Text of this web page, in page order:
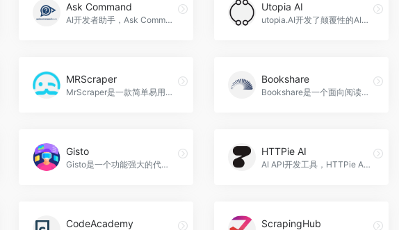
Ask Command
AI开发者助手，Ask Command官网入口网址
Utopia AI
utopia.AI开发了颠覆性的AI解决方案，为联系中心和客户服务团队提供智能管理工具，帮助节省时间、提高效率，并提供最高水平的客户服务，Utopia AI官网入口网址
MRScraper
MrScraper是一款简单易用的网络爬虫工具，无需编码，使用真实浏览器和高质量代理，帮助用户轻松提取数据，MRScraper官网入口网址
Bookshare
Bookshare是一个面向阅读障碍人群的在线图书馆，为患有阅读障碍的人士提供可访问的电子书资源，用户可以根据自己的学习方式自定义阅读体验，并找到几乎任何他们需要的书籍，Bookshare官网入口网址
Gisto
Gisto是一个功能强大的代码片段管理器，可以帮助开发者更高效地管理和分享自己的代码片段，支持云同步和智能搜索，Gisto官网入口网址
HTTPie AI
AI API开发工具，HTTPie AI官网入口网址
CodeAcademy ScrapingHub